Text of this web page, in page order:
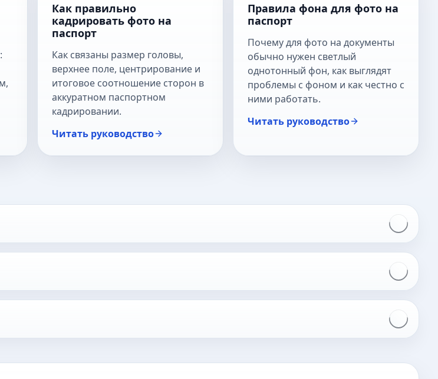
Как правильно
кадрировать фото на
паспорт
Как связаны размер головы,
верхнее поле, центрирование и
итоговое соотношение сторон в
аккуратном паспортном
кадрировании.
Читать руководство
Правила фона для фото на
паспорт
Почему для фото на документы
обычно нужен светлый
однотонный фон, как выглядят
проблемы с фоном и как честно с
ними работать.
Читать руководство